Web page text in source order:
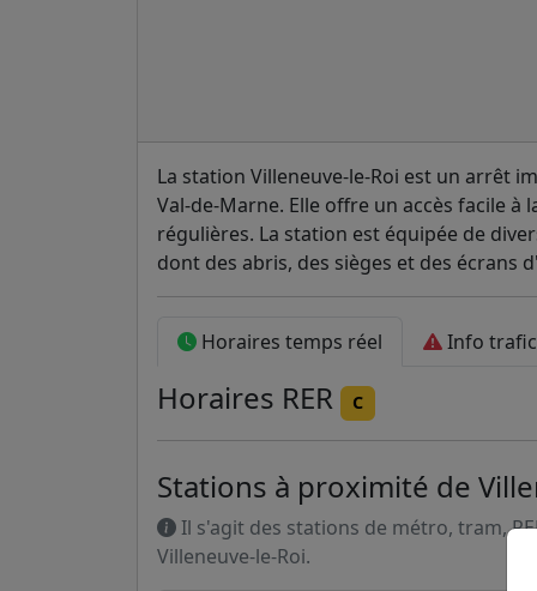
La station Villeneuve-le-Roi est un arrêt
Val-de-Marne. Elle offre un accès facile à
régulières. La station est équipée de
dont des abris, des sièges et des écrans
Horaires temps réel Info trafic
Horaires RER C
Stations à proximité de
Il s'agit des stations de métro, tram,
Villeneuve-le-Roi.